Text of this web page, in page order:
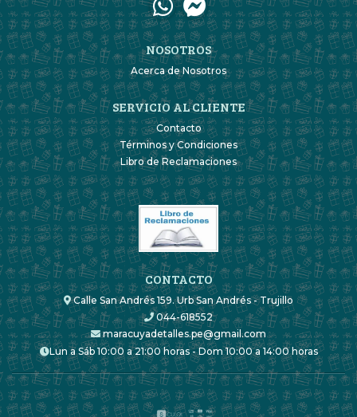
NOSOTROS
Acerca de Nosotros
SERVICIO AL CLIENTE
Contacto
Términos y Condiciones
Libro de Reclamaciones
CONTACTO
Calle San Andrés 159. Urb San Andrés - Trujillo
044-618552
maracuyadetalles.pe@gmail.com
Lun a Sáb 10:00 a 21:00 horas - Dom 10:00 a 14:00 horas